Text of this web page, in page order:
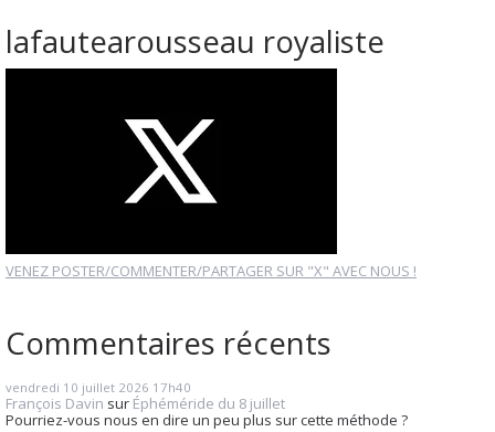
lafautearousseau royaliste
VENEZ POSTER/COMMENTER/PARTAGER SUR "X" AVEC NOUS !
Commentaires récents
vendredi 10 juillet 2026 17h40
François Davin sur Éphéméride du 8 juillet
Pourriez-vous nous en dire un peu plus sur cette méthode ?